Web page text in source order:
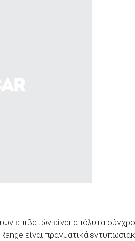
επιβατών είναι απόλυτα
είναι πραγματικά